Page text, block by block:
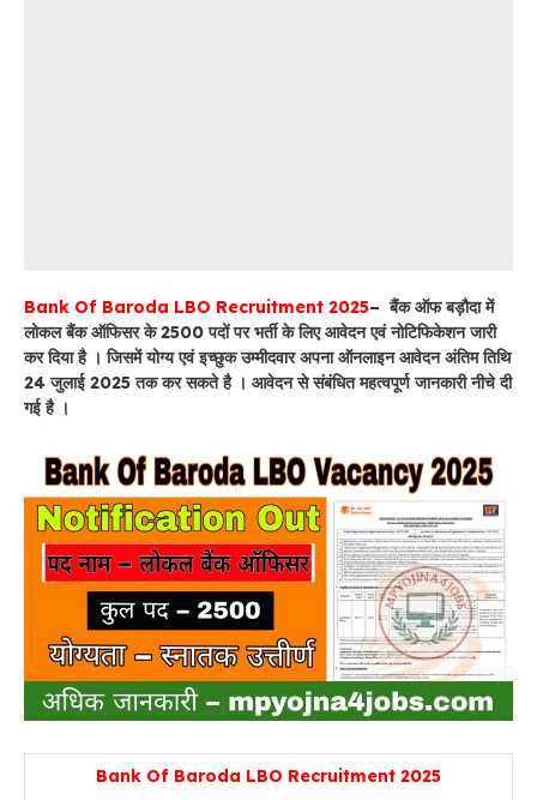
Bank Of Baroda LBO Recruitment 2025– बैंक ऑफ बड़ौदा में
लोकल बैंक ऑफिसर के 2500 पदों पर भर्ती के लिए आवेदन एवं नोटिफिकेशन जारी
कर दिया है । जिसमें योग्य एवं इच्छुक उम्मीदवार अपना ऑनलाइन आवेदन अंतिम तिथि
24 जुलाई 2025 तक कर सकते है । आवेदन से संबंधित महत्वपूर्ण जानकारी नीचे दी
गई है ।
Bank Of Baroda LBO Recruitment 2025